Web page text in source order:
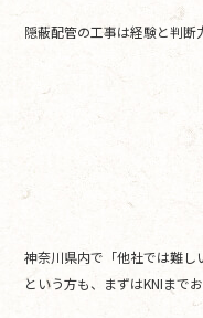
隠蔽配管の工事は経験と判断
神奈川県内で「他社では難し
という方も、まずはKNIまで